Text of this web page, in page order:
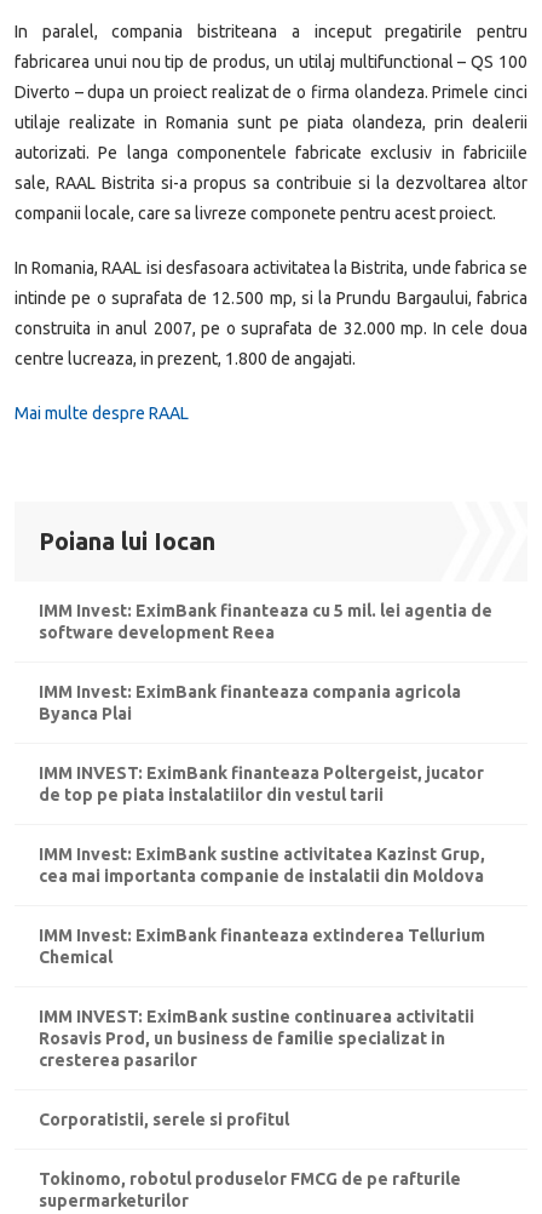
Poiana lui Iocan
IMM Invest: EximBank finanteaza cu 5 mil. lei agentia de
software development Reea
IMM Invest: EximBank finanteaza compania agricola
Byanca Plai
IMM INVEST: EximBank finanteaza Poltergeist, jucator
de top pe piata instalatiilor din vestul tarii
IMM Invest: EximBank sustine activitatea Kazinst Grup,
cea mai importanta companie de instalatii din Moldova
IMM Invest: EximBank finanteaza extinderea Tellurium
Chemical
IMM INVEST: EximBank sustine continuarea activitatii
Rosavis Prod, un business de familie specializat in
cresterea pasarilor
Corporatistii, serele si profitul
Tokinomo, robotul produselor FMCG de pe rafturile
supermarketurilor
In paralel, compania bistriteana a inceput pregatirile pentru
fabricarea unui nou tip de produs, un utilaj multifunctional – QS 100
Diverto – dupa un proiect realizat de o firma olandeza. Primele cinci
utilaje realizate in Romania sunt pe piata olandeza, prin dealerii
autorizati. Pe langa componentele fabricate exclusiv in fabriciile
sale, RAAL Bistrita si-a propus sa contribuie si la dezvoltarea altor
companii locale, care sa livreze componete pentru acest proiect.
In Romania, RAAL isi desfasoara activitatea la Bistrita, unde fabrica se
intinde pe o suprafata de 12.500 mp, si la Prundu Bargaului, fabrica
construita in anul 2007, pe o suprafata de 32.000 mp. In cele doua
centre lucreaza, in prezent, 1.800 de angajati.
Mai multe despre RAAL